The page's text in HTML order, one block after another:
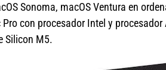
Sonoma, macOS Ventura en
con procesador Intel y
Silicon M5.